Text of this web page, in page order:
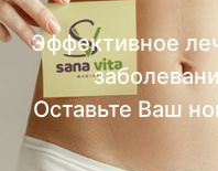
Эффективное
Оставьте Ваш